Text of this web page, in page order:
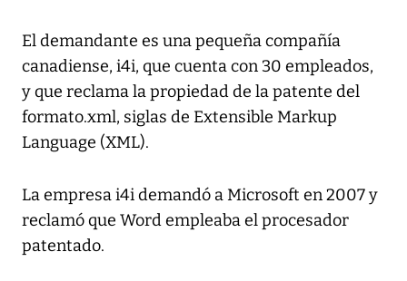
El demandante es una pequeña compañía
canadiense, i4i, que cuenta con 30 empleados,
y que reclama la propiedad de la patente del
formato.xml, siglas de Extensible Markup
Language (XML).
La empresa i4i demandó a Microsoft en 2007 y
reclamó que Word empleaba el procesador
patentado.